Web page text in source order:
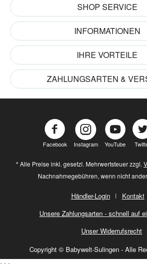
SHOP SERVICE
INFORMATIONEN
IHRE VORTEILE
ZAHLUNGSARTEN &
Facebook Instagram YouTube
* Alle Preise inkl. gesetzl. Mehrwertsteuer zzgl.
Nachnahmegebühren, wenn nicht
Händler-Login
Kontakt
Unsere Zahlungsarten - schnell auf
Unser Widerrufsrecht
Copyright © Babywelt-Sulingen - Alle